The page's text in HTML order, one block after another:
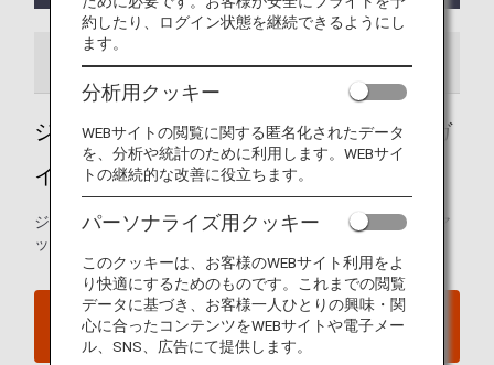
空港ガイド
ジャカルタ - スカルノ・ハッタ国際空港ガ
イド
ジャカルタ・スカルノ・ハッタ国際空港の発着ターミナルマ
ップおよび空港内に関するその他の情報。
ジャカルタ - スカルノ・ハッタ国際空港ウェブサイ
ト
約したり、ログイン状態を継続できるようにし
ます。
分析用クッキー
WEBサイトの閲覧に関する匿名化されたデータ
を、分析や統計のために利用します。WEBサイ
トの継続的な改善に役立ちます。
パーソナライズ用クッキー
このクッキーは、お客様のWEBサイト利用をよ
り快適にするためのものです。これまでの閲覧
データに基づき、お客様一人ひとりの興味・関
心に合ったコンテンツをWEBサイトや電子メー
ル、SNS、広告にて提供します。